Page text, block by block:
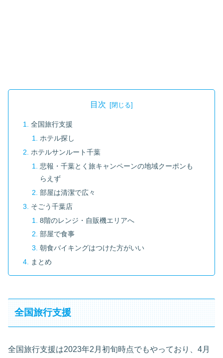
目次
全国旅行支援
ホテル探し
ホテルサンルート千葉
悲報・千葉とく旅キャンペーンの地域クーポンも
らえず
部屋は清潔で広々
そごう千葉店
8階のレンジ・自販機エリアへ
部屋で食事
朝食バイキングはつけた方がいい
まとめ
全国旅行支援
全国旅行支援は2023年2月初旬時点でもやっており、4月